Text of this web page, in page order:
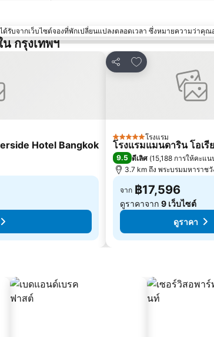
ด้รับจากเว็บไซต์จองที่พักเปลี่ยนแปลงตลอดเวลา ซึ่งหมายความว่าคุ
กรุงเทพฯ
Hotel Bangkok
แชร์
เพิ่มในรายการโปรด
5 ดาว โรงแรม
โรงแรมแมนดาริน โอเรี
9.5 ดีเลิศ (15,188 การให้คะแน
3.7 km ถึง พระบรมมหาราชวั
จาก ฿17,596
ดูราคาจาก 9 เว็บไซต์
ดูราคา